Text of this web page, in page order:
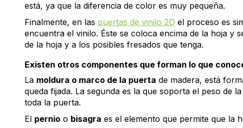
está, ya que la diferencia de color es muy pequeña.
Finalmente, en las puertas de vinilo 2D el proceso es
encuentra el vinilo. Éste se coloca encima de la hoja y
de la hoja y a los posibles fresados que tenga.
Existen otros componentes que forman lo que
La moldura o marco de la puerta de madera, está
queda fijada. La segunda es la que soporta el peso
toda la puerta.
El pernio o bisagra es el elemento que permite que la